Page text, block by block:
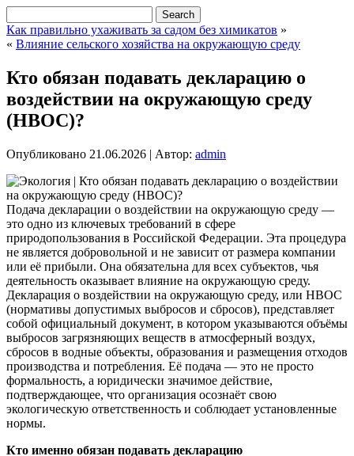
Как правильно ухаживать за садом без химикатов »
« Влияние сельского хозяйства на окружающую среду
Кто обязан подавать декларацию о
воздействии на окружающую среду
(НВОС)?
Опубликовано 21.06.2026 | Автор: admin
Подача декларации о воздействии на окружающую среду —
это одно из ключевых требований в сфере
природопользования в Российской Федерации. Эта процедура
не является добровольной и не зависит от размера компании
или её прибыли. Она обязательна для всех субъектов, чья
деятельность оказывает влияние на окружающую среду.
Декларация о воздействии на окружающую среду, или НВОС
(нормативы допустимых выбросов и сбросов), представляет
собой официальный документ, в котором указываются объёмы
выбросов загрязняющих веществ в атмосферный воздух,
сбросов в водные объекты, образования и размещения отходов
производства и потребления. Её подача — это не просто
формальность, а юридически значимое действие,
подтверждающее, что организация осознаёт свою
экологическую ответственность и соблюдает установленные
нормы.
Кто именно обязан подавать декларацию